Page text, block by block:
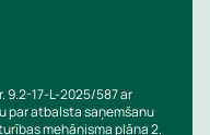
9.2-17-L-2025/587 ar
par atbalsta saņemšanu
mehānisma plāna 2.